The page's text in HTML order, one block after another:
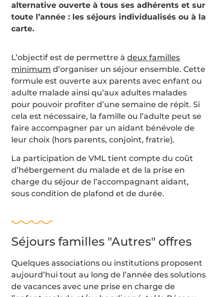
alternative ouverte à tous ses adhérents et sur
toute l’année : les séjours individualisés ou à la
carte.
L’objectif est de permettre àdeux familles
minimum d’organiser un séjour ensemble. Cette
formule est ouverte aux parents avec enfant ou
adulte malade ainsi qu’aux adultes malades
pour pouvoir profiter d’une semaine de répit.Si
cela est nécessaire, la famille ou l’adulte peut se
faire accompagner par un aidant bénévole de
leur choix (hors parents, conjoint, fratrie).
La participation de VML tient compte du coût
d’hébergement du malade et de la prise en
charge du séjour de l’accompagnant aidant,
sous condition de plafond et de durée.
Séjours familles "Autres" offres
Quelques associations ou institutions proposent
aujourd’hui tout au long de l’année des solutions
de vacances avec une prise en charge de